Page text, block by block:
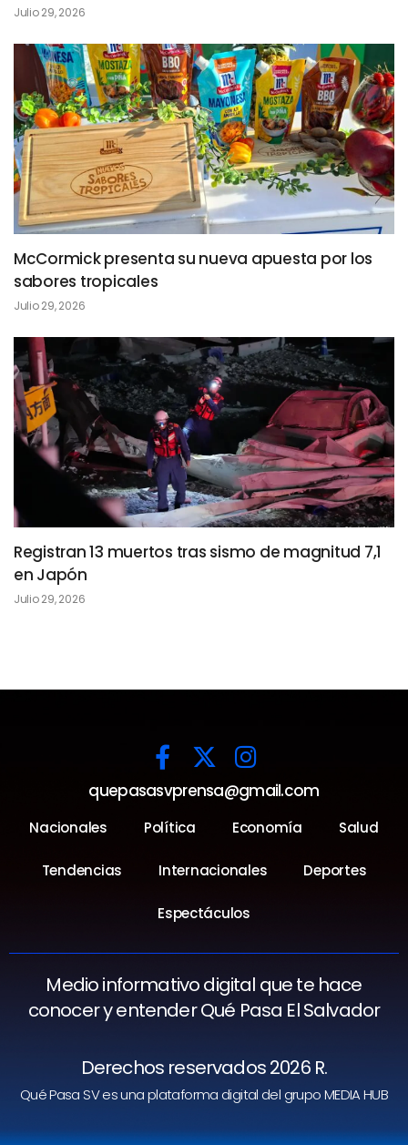
Julio 29, 2026
McCormick presenta su nueva apuesta por los
sabores tropicales
Julio 29, 2026
Registran 13 muertos tras sismo de magnitud 7,1
en Japón
Julio 29, 2026
quepasasvprensa@gmail.com
Nacionales Política Economía Salud
Tendencias Internacionales Deportes
Espectáculos
Medio informativo digital que te hace
conocer y entender Qué Pasa El Salvador
Derechos reservados 2026 R.
Qué Pasa SV es una plataforma digital del grupo MEDIA HUB